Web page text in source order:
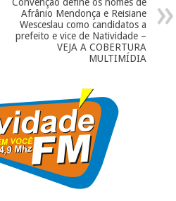
Convenção define os nomes de
Afrânio Mendonça e Reisiane
Wesceslau como candidatos a
prefeito e vice de Natividade –
VEJA A COBERTURA
MULTIMÍDIA